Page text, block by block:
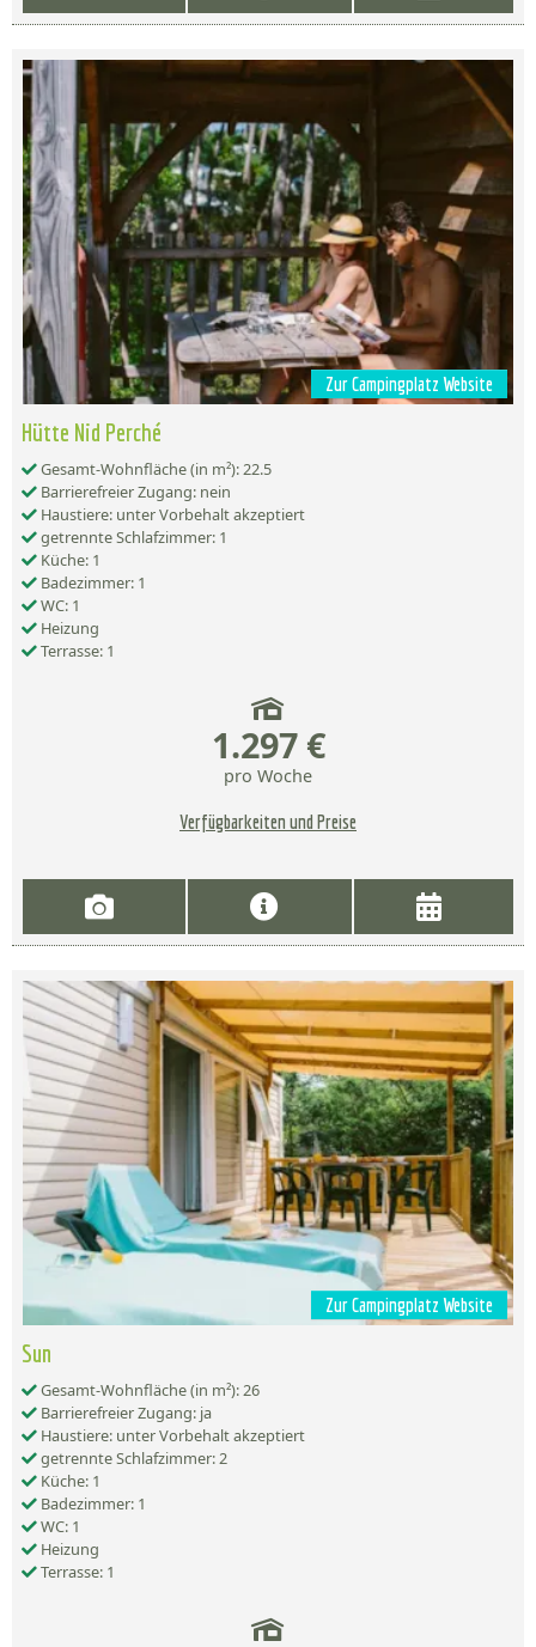
Zur Campingplatz Website
Hütte Nid Perché
Gesamt-Wohnfläche (in m²): 22.5
Barrierefreier Zugang: nein
Haustiere: unter Vorbehalt akzeptiert
getrennte Schlafzimmer: 1
Küche: 1
Badezimmer: 1
WC: 1
Heizung
Terrasse: 1
1.297 €
pro Woche
Verfügbarkeiten und Preise
Zur Campingplatz Website
Sun
Gesamt-Wohnfläche (in m²): 26
Barrierefreier Zugang: ja
Haustiere: unter Vorbehalt akzeptiert
getrennte Schlafzimmer: 2
Küche: 1
Badezimmer: 1
WC: 1
Heizung
Terrasse: 1